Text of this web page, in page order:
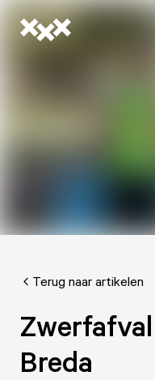
Terug naar artikelen
Breda